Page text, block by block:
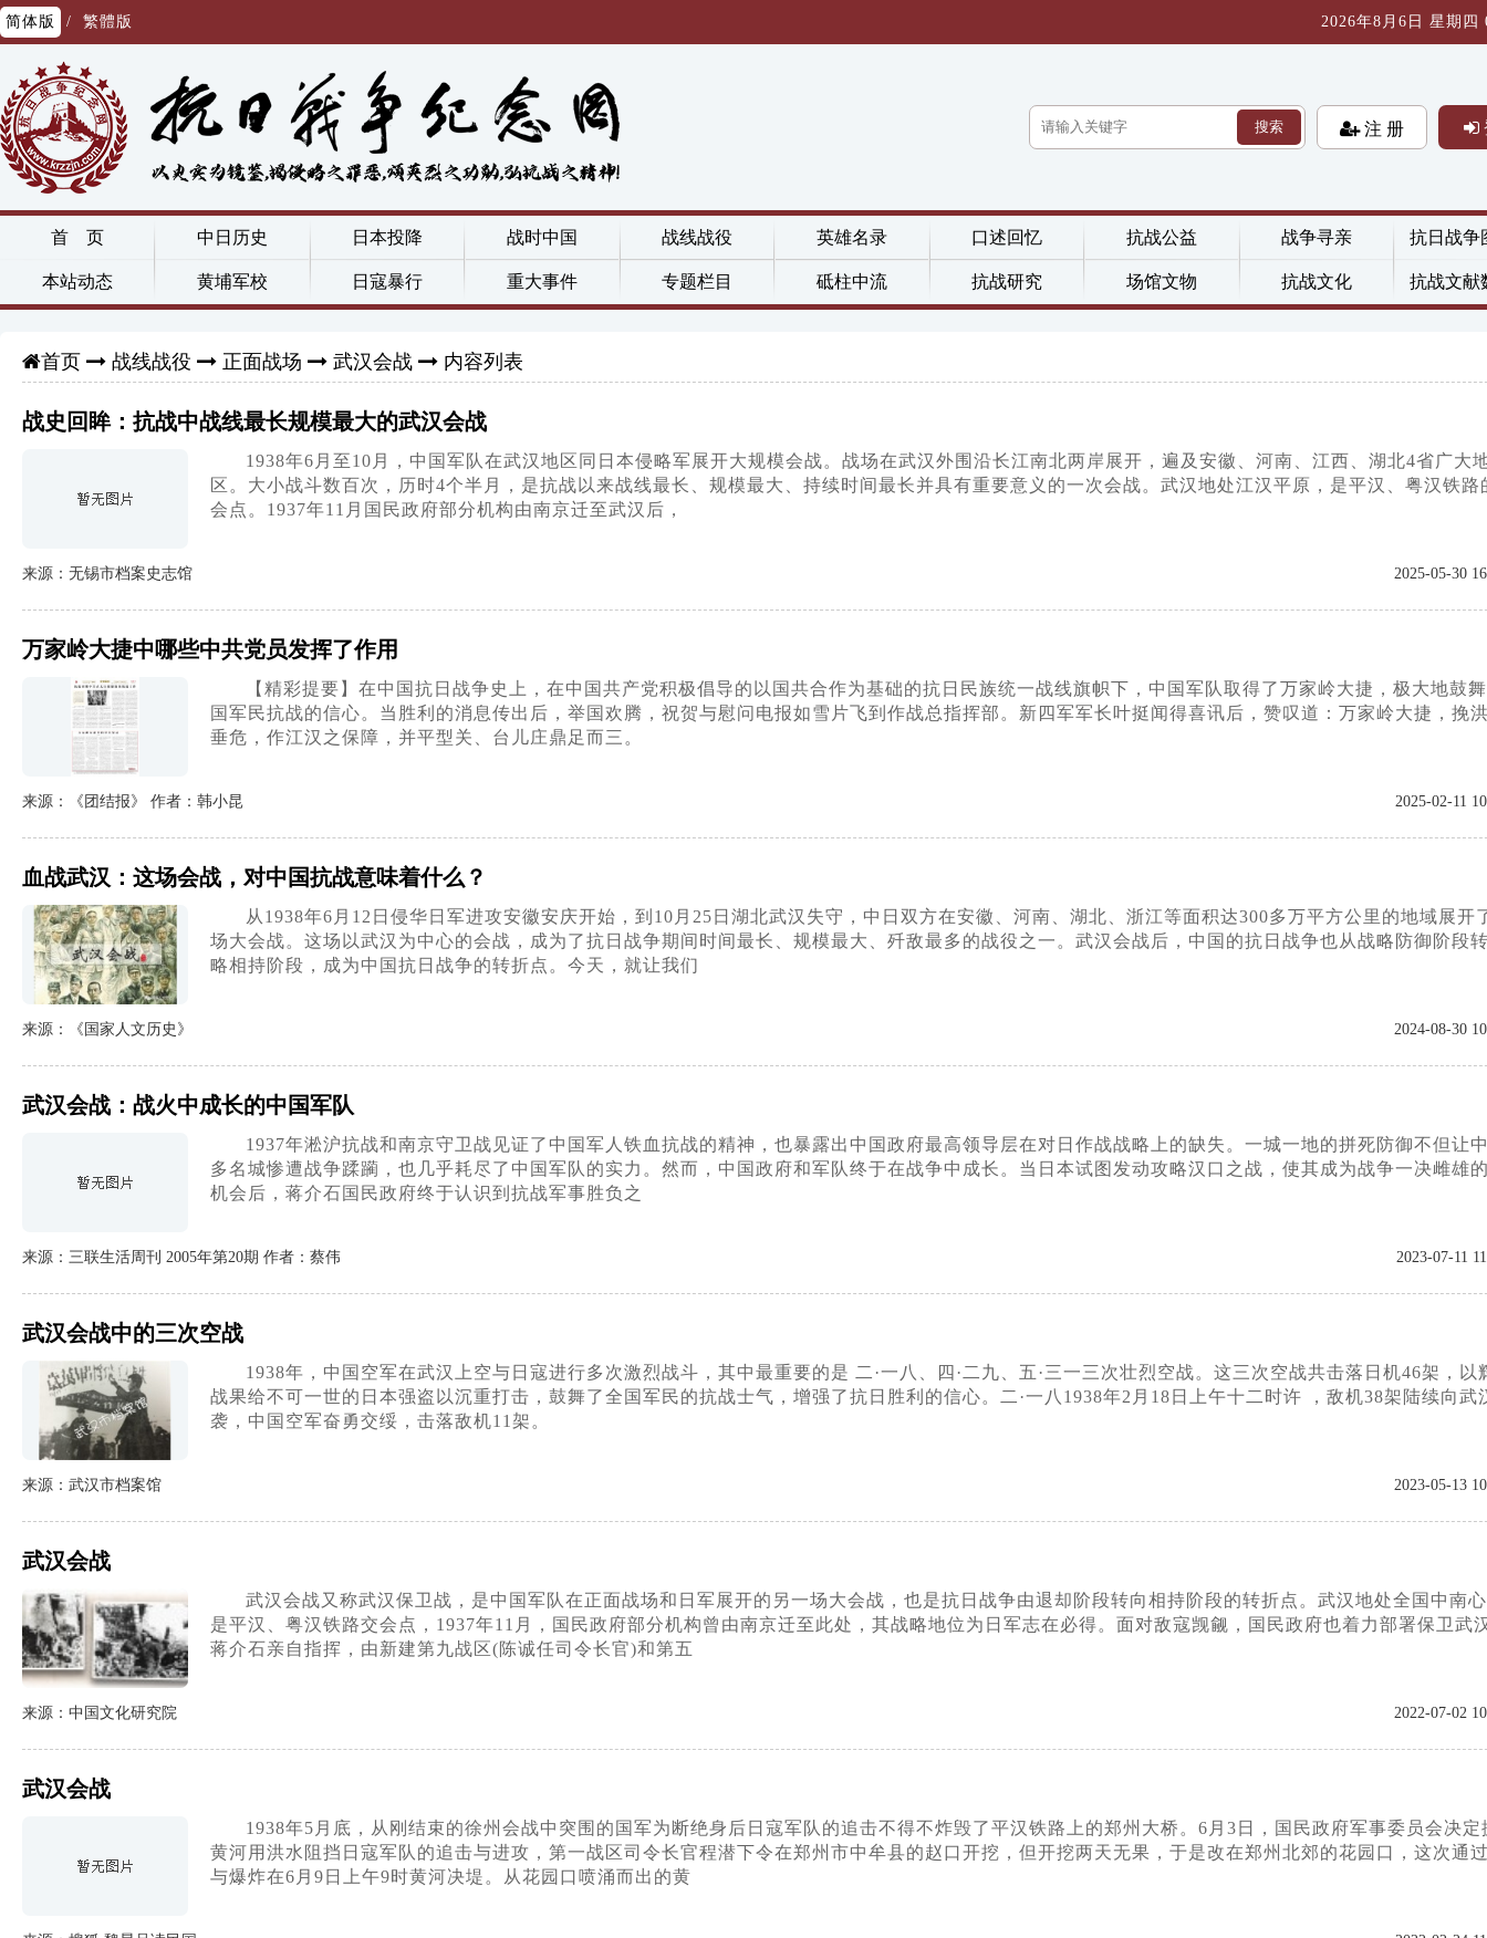
简体版 / 繁體版 2026年8月6日 星期四
搜索 注 册
首 页 中日历史 日本投降 战时中国 战线战役 英雄名录 口述回忆 抗战公益 战争寻亲 抗日战争
本站动态 黄埔军校 日寇暴行 重大事件 专题栏目 砥柱中流 抗战研究 场馆文物 抗战文化 抗战文献
首页 战线战役 正面战场 武汉会战 内容列表
战史回眸：抗战中战线最长规模最大的武汉会战
1938年6月至10月，中国军队在武汉地区同日本侵略军展开大规模会战。战场在武汉外围沿长江南北两岸展开，遍及安徽、河南、江西、湖北4省广大
区。大小战斗数百次，历时4个半月，是抗战以来战线最长、规模最大、持续时间最长并具有重要意义的一次会战。武汉地处江汉平原，是平汉、粤汉铁路
会点。1937年11月国民政府部分机构由南京迁至武汉后，
来源：无锡市档案史志馆 2025-05-30
万家岭大捷中哪些中共党员发挥了作用
【精彩提要】在中国抗日战争史上，在中国共产党积极倡导的以国共合作为基础的抗日民族统一战线旗帜下，中国军队取得了万家岭大捷，极大地鼓
国军民抗战的信心。当胜利的消息传出后，举国欢腾，祝贺与慰问电报如雪片飞到作战总指挥部。新四军军长叶挺闻得喜讯后，赞叹道：万家岭大捷，挽
垂危，作江汉之保障，并平型关、台儿庄鼎足而三。
来源：《团结报》 作者：韩小昆 2025-02-11
血战武汉：这场会战，对中国抗战意味着什么？
从1938年6月12日侵华日军进攻安徽安庆开始，到10月25日湖北武汉失守，中日双方在安徽、河南、湖北、浙江等面积达300多万平方公里的地域展开
场大会战。这场以武汉为中心的会战，成为了抗日战争期间时间最长、规模最大、歼敌最多的战役之一。武汉会战后，中国的抗日战争也从战略防御阶段
略相持阶段，成为中国抗日战争的转折点。今天，就让我们
来源：《国家人文历史》 2024-08-30
武汉会战：战火中成长的中国军队
1937年淞沪抗战和南京守卫战见证了中国军人铁血抗战的精神，也暴露出中国政府最高领导层在对日作战战略上的缺失。一城一地的拼死防御不但让
多名城惨遭战争蹂躏，也几乎耗尽了中国军队的实力。然而，中国政府和军队终于在战争中成长。当日本试图发动攻略汉口之战，使其成为战争一决雌雄
机会后，蒋介石国民政府终于认识到抗战军事胜负之
来源：三联生活周刊 2005年第20期 作者：蔡伟 2023-07-11
武汉会战中的三次空战
1938年，中国空军在武汉上空与日寇进行多次激烈战斗，其中最重要的是 二·一八、四·二九、五·三一三次壮烈空战。这三次空战共击落日机46架，以
战果给不可一世的日本强盗以沉重打击，鼓舞了全国军民的抗战士气，增强了抗日胜利的信心。二·一八1938年2月18日上午十二时许 ，敌机38架陆续向武
袭，中国空军奋勇交绥，击落敌机11架。
来源：武汉市档案馆 2023-05-13
武汉会战
武汉会战又称武汉保卫战，是中国军队在正面战场和日军展开的另一场大会战，也是抗日战争由退却阶段转向相持阶段的转折点。武汉地处全国中南
是平汉、粤汉铁路交会点，1937年11月，国民政府部分机构曾由南京迁至此处，其战略地位为日军志在必得。面对敌寇觊觎，国民政府也着力部署保卫武
蒋介石亲自指挥，由新建第九战区(陈诚任司令长官)和第五
来源：中国文化研究院 2022-07-02
武汉会战
1938年5月底，从刚结束的徐州会战中突围的国军为断绝身后日寇军队的追击不得不炸毁了平汉铁路上的郑州大桥。6月3日，国民政府军事委员会决定
黄河用洪水阻挡日寇军队的追击与进攻，第一战区司令长官程潜下令在郑州市中牟县的赵口开挖，但开挖两天无果，于是改在郑州北郊的花园口，这次通
与爆炸在6月9日上午9时黄河决堤。从花园口喷涌而出的黄